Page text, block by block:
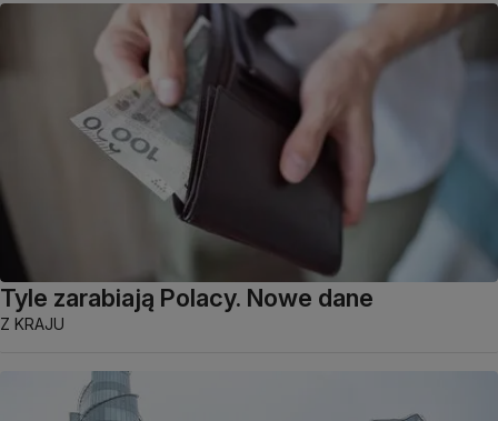
Tyle zarabiają Polacy. Nowe dane
Z KRAJU